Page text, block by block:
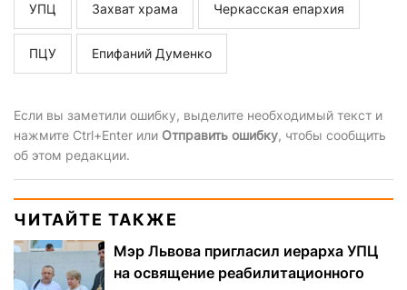
УПЦ Захват храма Черкасская епархия
ПЦУ Епифаний Думенко
Если вы заметили ошибку, выделите необходимый текст и
нажмите Ctrl+Enter или Отправить ошибку, чтобы сообщить
об этом редакции.
ЧИТАЙТЕ ТАКЖЕ
Мэр Львова пригласил иерарха УПЦ
на освящение реабилитационного